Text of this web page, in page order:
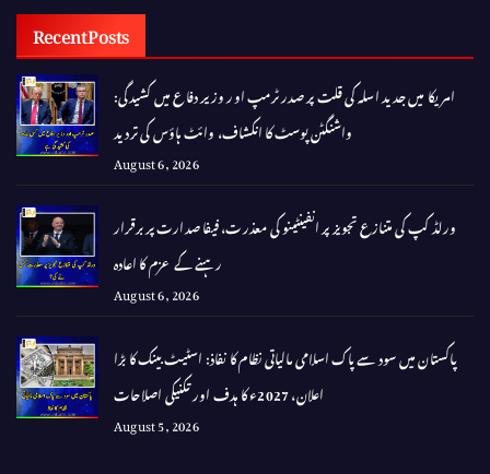
Recent Posts
امریکا میں جدید اسلہ کی قلت پر صدر ٹرمپ اور وزیر دفاع میں کشیدگی:
واشنگٹن پوسٹ کا انکشاف، وائٹ ہاؤس کی تردید
August 6, 2026
ورلڈ کپ کی متنازع تجویز پر انفینٹینو کی معذرت، فیفا صدارت پر برقرار
رہنے کے عزم کا اعادہ
August 6, 2026
پاکستان میں سود سے پاک اسلامی مالیاتی نظام کا نفاذ: اسٹیٹ بینک کا بڑا
اعلان، 2027ء کا ہدف اور تکنیکی اصلاحات
August 5, 2026